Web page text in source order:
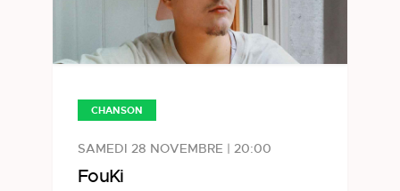
CHANSON
SAMEDI 28 NOVEMBRE | 20:00
FouKi